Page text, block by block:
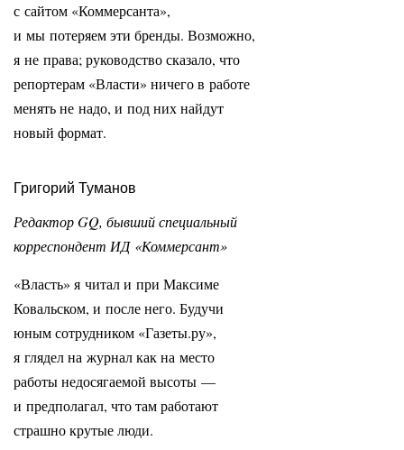
с сайтом «Коммерсанта»,
и мы потеряем эти бренды. Возможно,
я не права; руководство сказало, что
репортерам «Власти» ничего в работе
менять не надо, и под них найдут
новый формат.
Григорий Туманов
Редактор GQ, бывший специальный
корреспондент ИД «Коммерсант»
«Власть» я читал и при Максиме
Ковальском, и после него. Будучи
юным сотрудником «Газеты.ру»,
я глядел на журнал как на место
работы недосягаемой высоты —
и предполагал, что там работают
страшно крутые люди.